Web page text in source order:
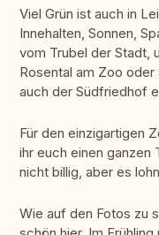
Viel Grün ist auch in
Innehalten, Sonnen,
vom Trubel der Stadt,
Rosental am Zoo
auch der Südfriedhof
Für den einzigartigen
ihr euch einen ganzen
nicht billig, aber es
Wie auf den Fotos zu